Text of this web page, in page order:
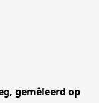
gemêleerd op